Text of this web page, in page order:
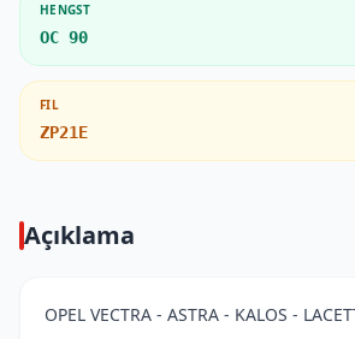
HENGST
OC 90
FIL
ZP21E
Açıklama
OPEL VECTRA - ASTRA - KALOS -